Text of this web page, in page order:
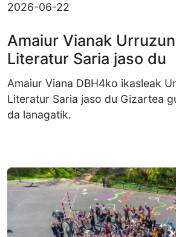
2026-06-22
Amaiur Vianak
Literatur Saria jaso du
Amaiur Viana DBH4ko ikasleak
Literatur Saria jaso du Gizartea
da lanagatik.